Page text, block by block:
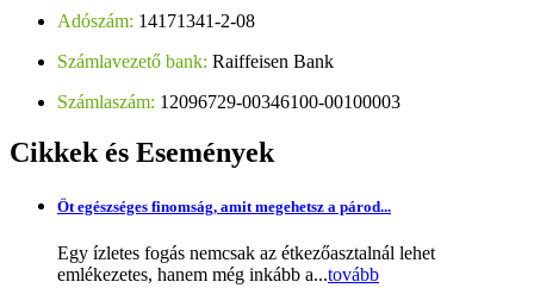
Adószám: 14171341-2-08
Számlavezető bank: Raiffeisen Bank
Számlaszám: 12096729-00346100-00100003
Cikkek és Események
Öt egészséges finomság, amit megehetsz a párod...
Egy ízletes fogás nemcsak az étkezőasztalnál lehet
emlékezetes, hanem még inkább a...tovább